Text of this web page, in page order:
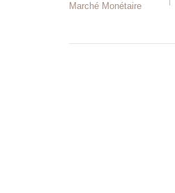
Marché Monétaire